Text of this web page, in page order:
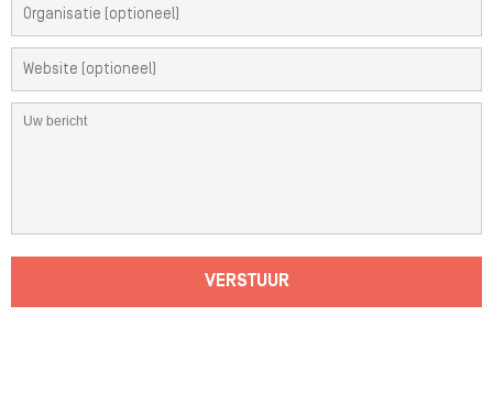
VERSTUUR